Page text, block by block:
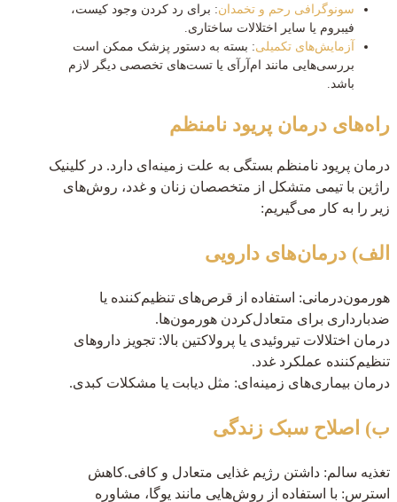
سونوگرافی رحم و تخمدان: برای رد کردن وجود کیست،
فیبروم یا سایر اختلالات ساختاری.
آزمایش‌های تکمیلی: بسته به دستور پزشک ممکن است
بررسی‌هایی مانند ام‌آر‌آی یا تست‌های تخصصی دیگر لازم
باشد.
راه‌های درمان پریود نامنظم
درمان پریود نامنظم بستگی به علت زمینه‌ای دارد. در کلینیک
راژین با تیمی متشکل از متخصصان زنان و غدد، روش‌های
زیر را به کار می‌گیریم:
الف) درمان‌های دارویی
هورمون‌درمانی: استفاده از قرص‌های تنظیم‌کننده یا
ضدبارداری برای متعادل‌کردن هورمون‌ها.
درمان اختلالات تیروئیدی یا پرولاکتین بالا: تجویز داروهای
تنظیم‌کننده عملکرد غدد.
درمان بیماری‌های زمینه‌ای: مثل دیابت یا مشکلات کبدی.
ب) اصلاح سبک زندگی
تغذیه سالم: داشتن رژیم غذایی متعادل و کافی.کاهش
استرس: با استفاده از روش‌هایی مانند یوگا، مشاوره